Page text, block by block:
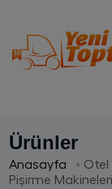
Ürünler
Anasayfa Otel
Pişirme Makineleri